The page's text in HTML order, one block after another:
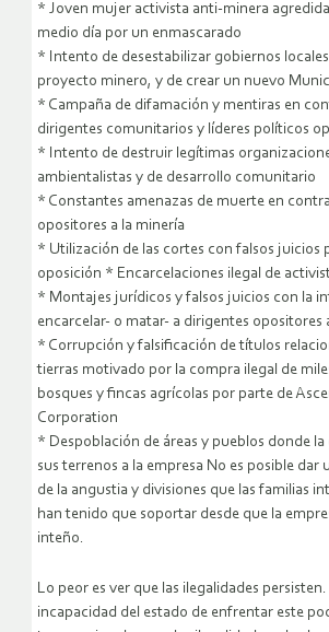
* Joven mujer activista anti-minera agredida
medio día por un enmascarado
* Intento de desestabilizar gobiernos
proyecto minero, y de crear un nuevo
* Campaña de difamación y mentiras en
dirigentes comunitarios y líderes políticos
* Intento de destruir legítimas
ambientalistas y de desarrollo comunitario
* Constantes amenazas de muerte en
opositores a la minería
* Utilización de las cortes con falsos juicios
oposición * Encarcelaciones ilegal de
* Montajes jurídicos y falsos juicios con la
encarcelar- o matar- a dirigentes opositores
* Corrupción y falsificación de títulos
tierras motivado por la compra ilegal de
bosques y fincas agrícolas por parte de
Corporation
* Despoblación de áreas y pueblos donde
sus terrenos a la empresa No es posible dar
de la angustia y divisiones que las familias
han tenido que soportar desde que la
inteño.
Lo peor es ver que las ilegalidades
incapacidad del estado de enfrentar este